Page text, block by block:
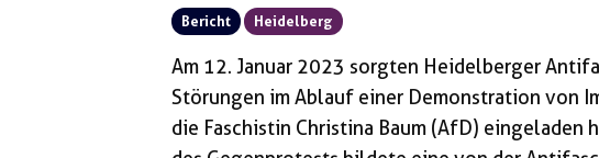
Bericht Heidelberg
Am 12. Januar 2023 sorgten Heidelberger
Störungen im Ablauf einer Demonstration von
die Faschistin Christina Baum (AfD) eingeladen